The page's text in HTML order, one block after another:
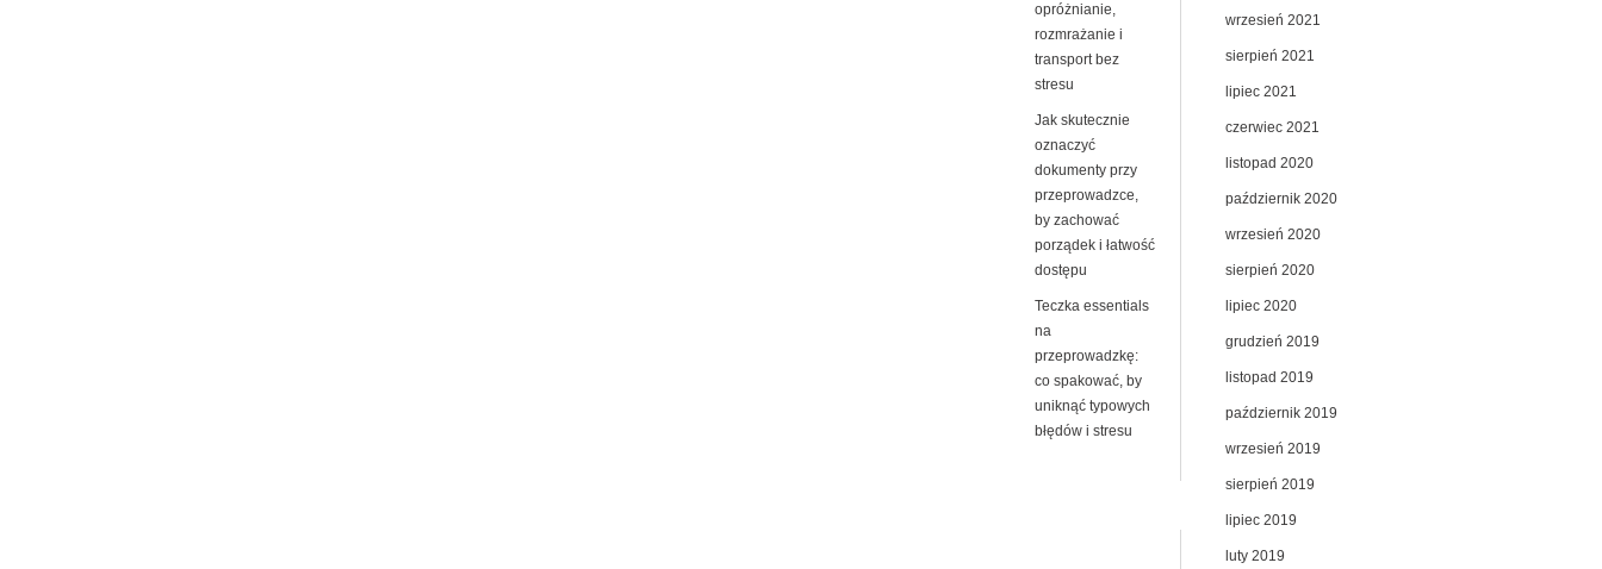
opróżnianie,
rozmrażanie i
transport bez
stresu
Jak skutecznie
oznaczyć
dokumenty przy
przeprowadzce,
by zachować
porządek i łatwość
dostępu
Teczka essentials
na
przeprowadzkę:
co spakować, by
uniknąć typowych
błędów i stresu
wrzesień 2021
sierpień 2021
lipiec 2021
czerwiec 2021
listopad 2020
październik 2020
wrzesień 2020
sierpień 2020
lipiec 2020
grudzień 2019
listopad 2019
październik 2019
wrzesień 2019
sierpień 2019
lipiec 2019
luty 2019